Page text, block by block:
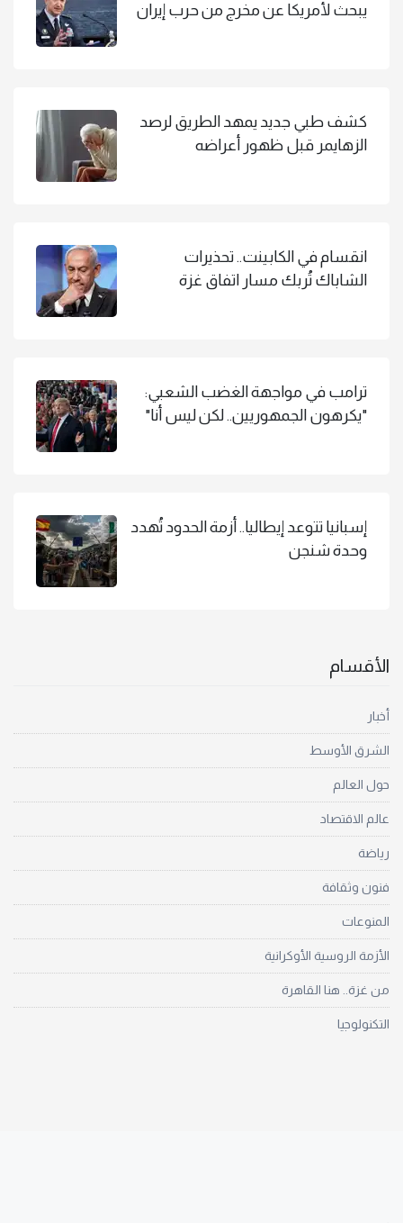
يبحث لأمريكا عن مخرج من حرب إيران
كشف طبي جديد يمهد الطريق لرصد
الزهايمر قبل ظهور أعراضه
انقسام في الكابينت.. تحذيرات
الشاباك تُربك مسار اتفاق غزة
ترامب في مواجهة الغضب الشعبي:
"يكرهون الجمهوريين.. لكن ليس أنا"
إسبانيا تتوعد إيطاليا.. أزمة الحدود تُهدد
وحدة شنجن
الأقسام
أخبار
الشرق الأوسط
حول العالم
عالم الاقتصاد
رياضة
فنون وثقافة
المنوعات
الأزمة الروسية الأوكرانية
من غزة.. هنا القاهرة
التكنولوجيا